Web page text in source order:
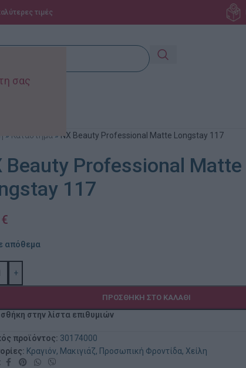
σας
τιμές
» Κατάστημα » NX Beauty Professional Matte Longstay 117
Beauty Professional Matte
117
€
απόθεμα
+
ΠΡΟΣΘΉΚΗ ΣΤΟ ΚΑΛΆΘΙ
στην λίστα επιθυμιών
προϊόντος: 30174000
Κραγιόν, Μακιγιάζ, Προσωπική Φροντίδα, Χείλη